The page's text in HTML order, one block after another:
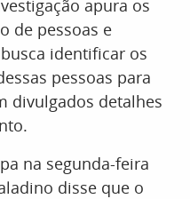
apura os
de pessoas e
identificar os
pessoas para
divulgados detalhes
na segunda-feira
disse que o